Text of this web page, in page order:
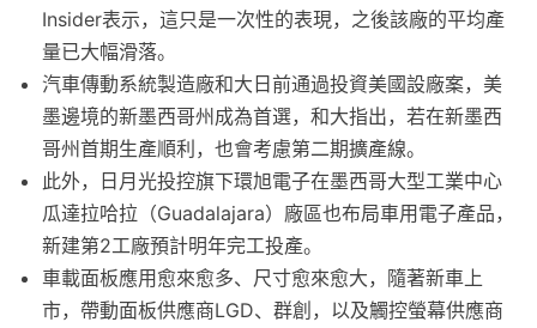
Insider表示，這只是一次性的表現，之後該廠的平均產
量已大幅滑落。
汽車傳動系統製造廠和大日前通過投資美國設廠案，美
墨邊境的新墨西哥州成為首選，和大指出，若在新墨西
哥州首期生產順利，也會考慮第二期擴產線。
此外，日月光投控旗下環旭電子在墨西哥大型工業中心
瓜達拉哈拉（Guadalajara）廠區也布局車用電子產品，
新建第2工廠預計明年完工投產。
車載面板應用愈來愈多、尺寸愈來愈大，隨著新車上
市，帶動面板供應商LGD、群創，以及觸控螢幕供應商